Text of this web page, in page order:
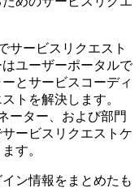
サービスリクエスト
ユーザーポータルで
とサービスコーディ
トを解決します。
ーター、および部門
ービスリクエストケ
す。
ン情報をまとめたも